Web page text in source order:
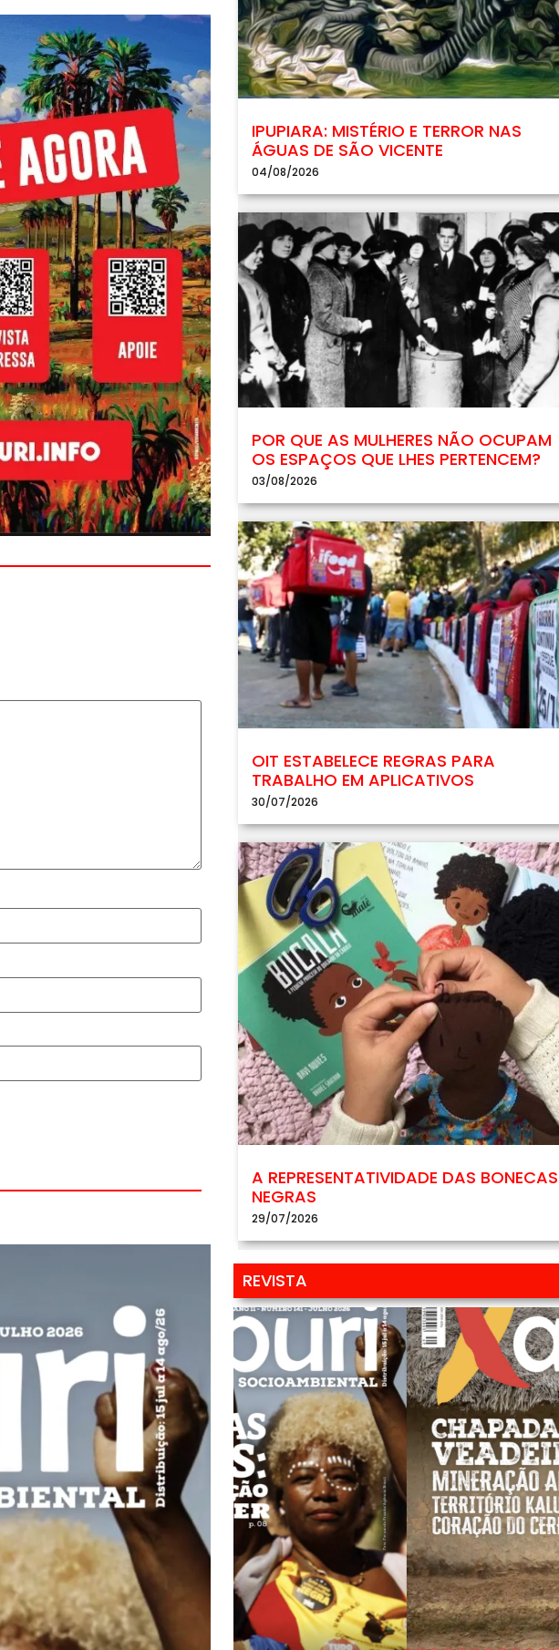
IPUPIARA: MISTÉRIO E TERROR NAS
ÁGUAS DE SÃO VICENTE
04/08/2026
POR QUE AS MULHERES NÃO OCUPAM
OS ESPAÇOS QUE LHES PERTENCEM?
03/08/2026
OIT ESTABELECE REGRAS PARA
TRABALHO EM APLICATIVOS
30/07/2026
A REPRESENTATIVIDADE DAS BONECAS
NEGRAS
29/07/2026
REVISTA